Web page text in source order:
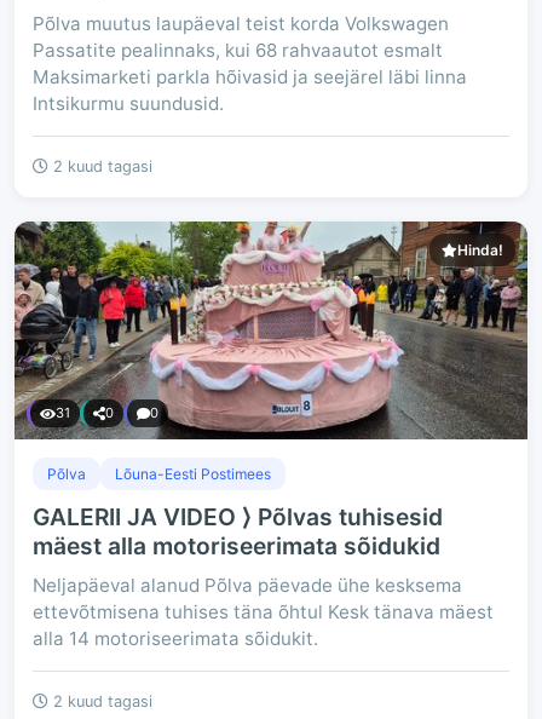
Põlva muutus laupäeval teist korda Volkswagen
Passatite pealinnaks, kui 68 rahvaautot esmalt
Maksimarketi parkla hõivasid ja seejärel läbi linna
Intsikurmu suundusid.
2 kuud tagasi
Hinda!
31 0 0
Põlva Lõuna-Eesti Postimees
GALERII JA VIDEO ⟩ Põlvas tuhisesid
mäest alla motoriseerimata sõidukid
Neljapäeval alanud Põlva päevade ühe kesksema
ettevõtmisena tuhises täna õhtul Kesk tänava mäest
alla 14 motoriseerimata sõidukit.
2 kuud tagasi